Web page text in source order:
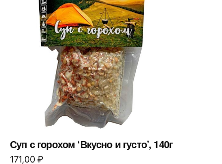
Суп с горохом ‘Вкусно и густо’, 140г
171,00₽